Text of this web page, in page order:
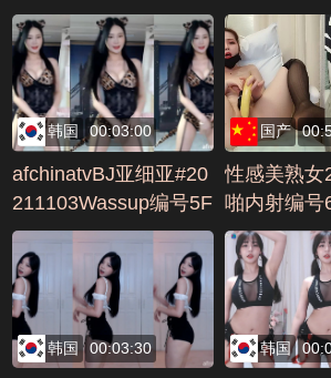
韩国 00:03:00
afchinatvBJ亚细亚#20
211103Wassup编号5F
9CA0C0
国产
性感美熟女
啪内射编号
韩国 00:03:30 韩国